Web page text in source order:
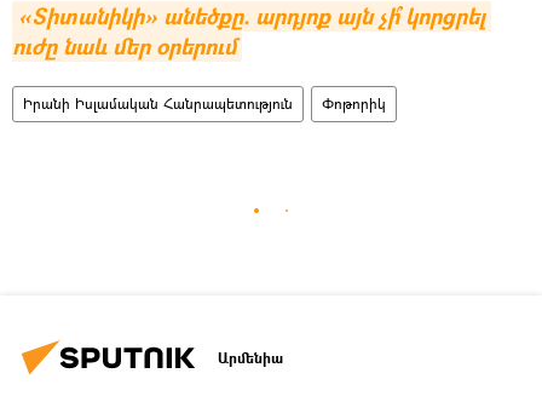
«Տիտանիկի» անեծքը. արդյոք այն չի՞ կորցրել
ուժը նաև մեր օրերում
Իրանի Իսլամական Հանրապետություն Փոթորիկ
Արմենիա